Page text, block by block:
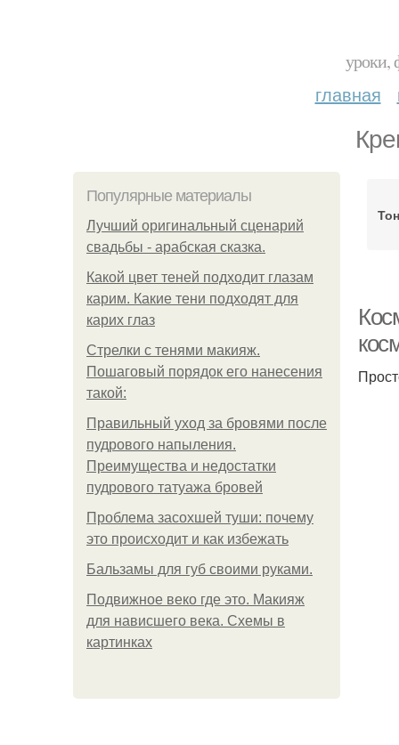
уроки,
главная
Популярные материалы
Лучший оригинальный сценарий
свадьбы - арабская сказка.
Какой цвет теней подходит глазам
карим. Какие тени подходят для
карих глаз
Стрелки с тенями макияж.
Пошаговый порядок его нанесения
такой:
Правильный уход за бровями после
пудрового напыления.
Преимущества и недостатки
пудрового татуажа бровей
Проблема засохшей туши: почему
это происходит и как избежать
Бальзамы для губ своими руками.
Подвижное веко где это. Макияж
для нависшего века. Схемы в
картинках